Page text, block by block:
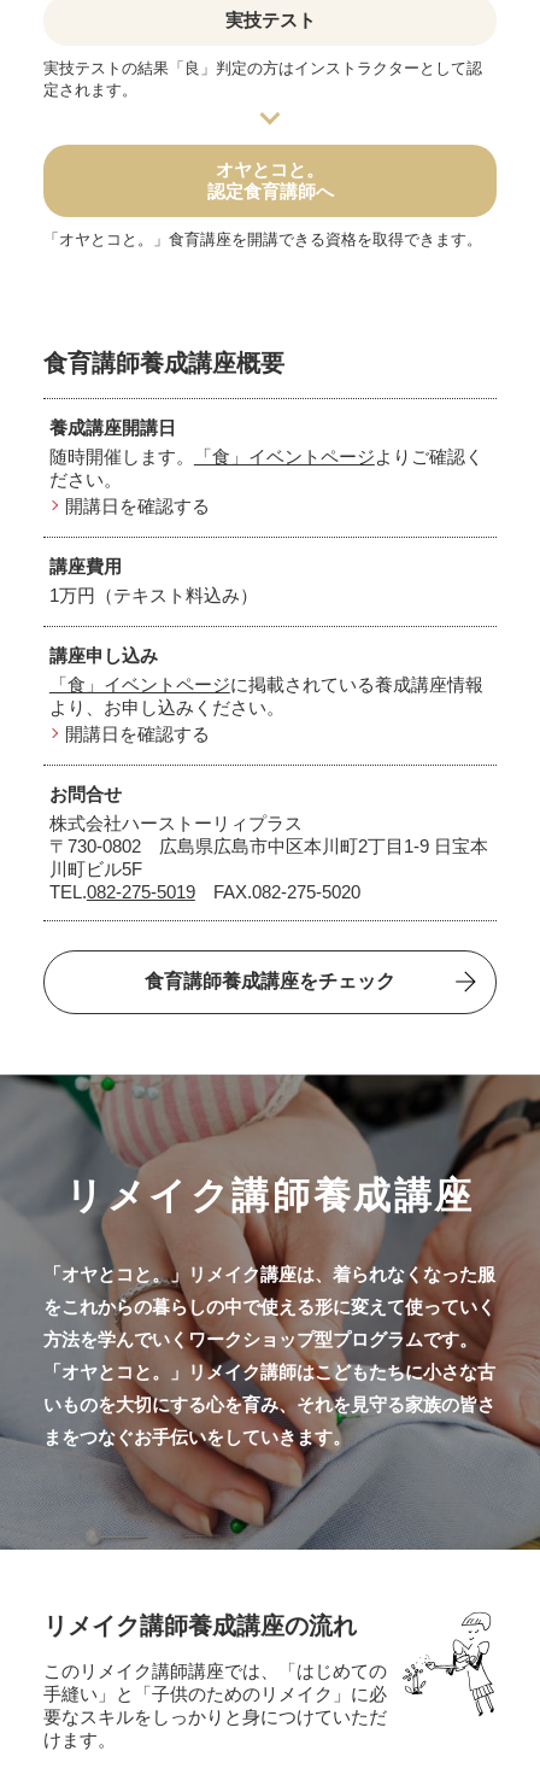
実技テスト
実技テストの結果「良」判定の方はインストラクターとして認
定されます。
オヤとコと。
認定食育講師へ
「オヤとコと。」食育講座を開講できる資格を取得できます。
食育講師養成講座概要
養成講座開講日
随時開催します。
「食」イベントページよりご確認く
ださい。
開講日を確認する
講座費用
1万円（テキスト料込み）
講座申し込み
「食」イベントページに掲載されている養成講座情報
より、お申し込みください。
開講日を確認する
お問合せ
株式会社ハーストーリィプラス
〒730-0802 広島県広島市中区本川町2丁目1-9 日宝本
川町ビル5F
TEL.082-275-5019FAX.082-275-5020
食育講師養成講座をチェック
リメイク講師養成講座
「オヤとコと。」リメイク講座は、着られなくなった服
をこれからの暮らしの中で使える形に変えて使っていく
方法を学んでいくワークショップ型プログラムです。
「オヤとコと。」リメイク講師はこどもたちに小さな古
いものを大切にする心を育み、それを見守る家族の皆さ
まをつなぐお手伝いをしていきます。
リメイク講師養成講座の流れ
このリメイク講師講座では、「はじめての
手縫い」と「子供のためのリメイク」に必
要なスキルをしっかりと身につけていただ
けます。